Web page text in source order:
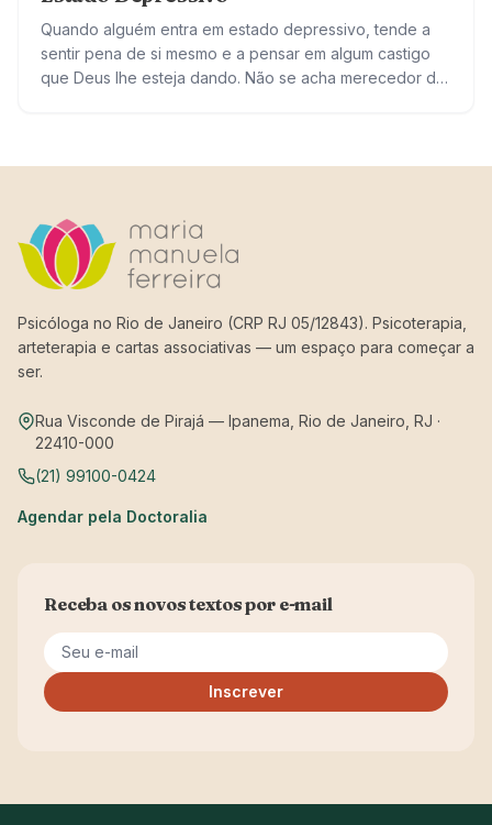
Quando alguém entra em estado depressivo, tende a
sentir pena de si mesmo e a pensar em algum castigo
que Deus lhe esteja dando. Não se acha merecedor de
Psicóloga no Rio de Janeiro (CRP RJ 05/12843). Psicoterapia,
arteterapia e cartas associativas — um espaço para começar a
ser.
Rua Visconde de Pirajá — Ipanema, Rio de Janeiro, RJ ·
22410-000
(21) 99100-0424
Agendar pela Doctoralia
Receba os novos textos por e-mail
Seu e-mail
Inscrever